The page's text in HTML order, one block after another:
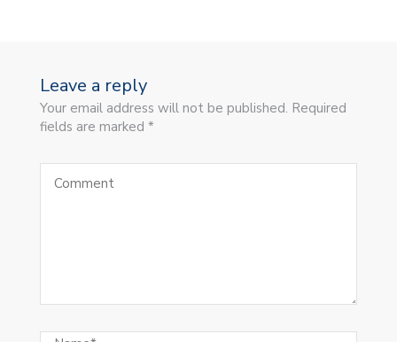
Leave a reply
Your email address will not be published. Required
fields are marked *